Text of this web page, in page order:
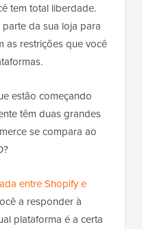
tem total liberdade.
da sua loja para
as restrições que você
estão começando
têm duas grandes
se compara ao
entre Shopify e
a responder à
plataforma é a certa